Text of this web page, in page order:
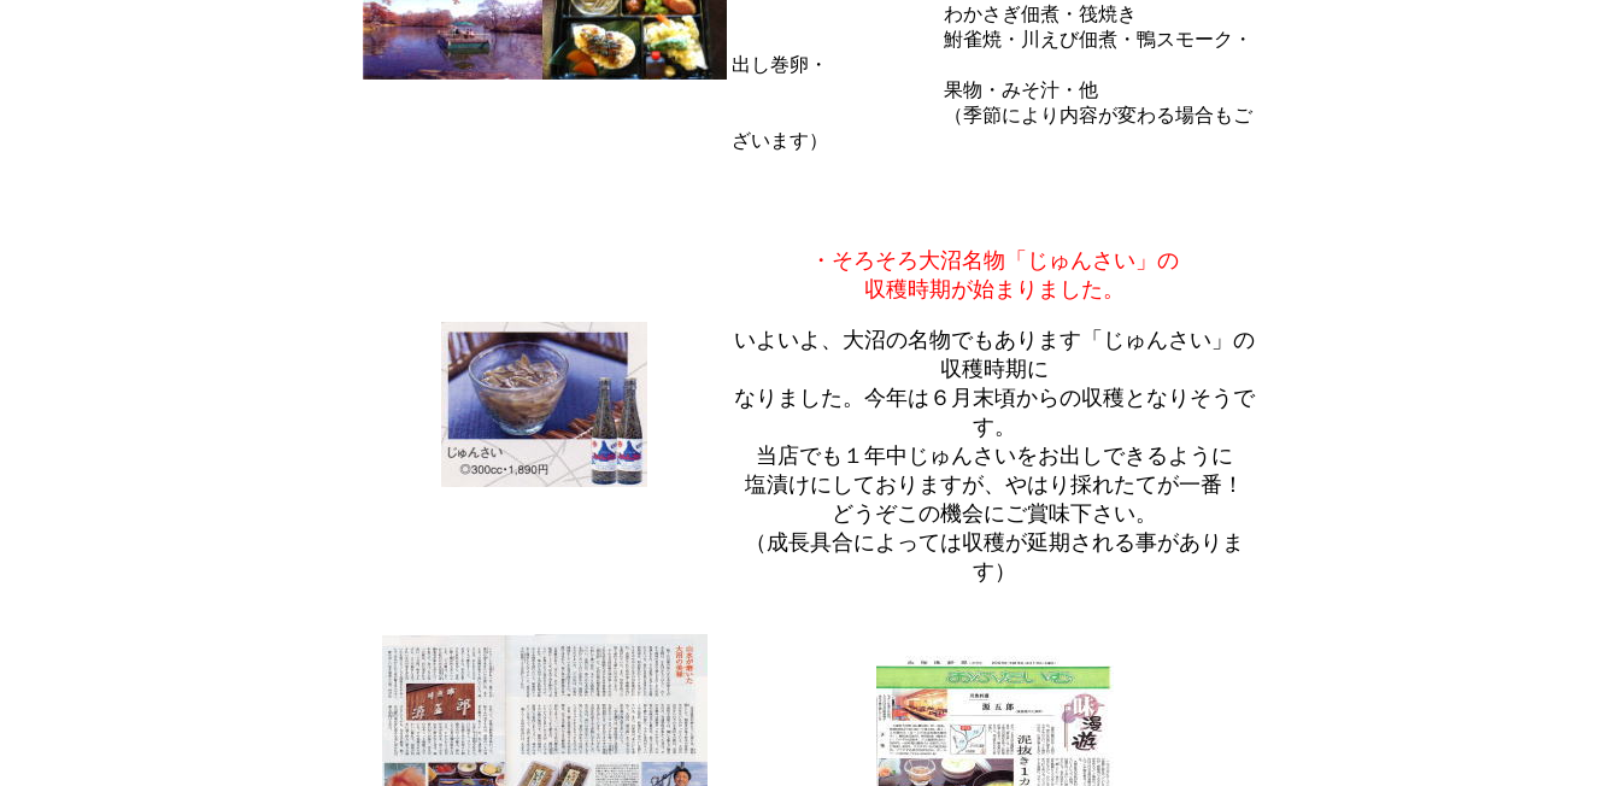
わかさぎ佃煮・筏焼き
鮒雀焼・川えび佃煮・鴨スモーク・
出し巻卵・
果物・みそ汁・他
（季節により内容が変わる場合もご
ざいます）
・そろそろ大沼名物「じゅんさい」の
収穫時期が始まりました。
いよいよ、大沼の名物でもあります「じゅんさい」の
収穫時期に
なりました。今年は６月末頃からの収穫となりそうで
す。
当店でも１年中じゅんさいをお出しできるように
塩漬けにしておりますが、やはり採れたてが一番！
どうぞこの機会にご賞味下さい。
（成長具合によっては収穫が延期される事がありま
す）